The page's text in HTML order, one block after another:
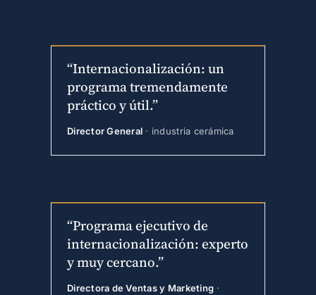
“Internacionalización: un
programa tremendamente
práctico y útil.”
Director General · industria cerámica
“Programa ejecutivo de
internacionalización: experto
y muy cercano.”
Directora de Ventas y Marketing ·